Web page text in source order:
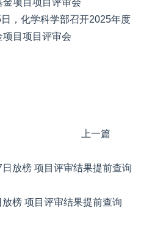
，化学科学部召开2025年度
目项目评审会
上一篇
榜 项目评审结果提前查询